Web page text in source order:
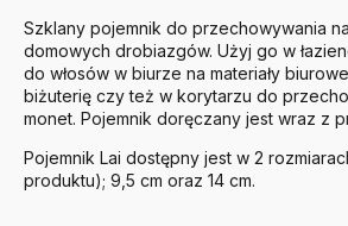
Szklany pojemnik do przechowywania
domowych drobiazgów. Użyj go w
do włosów w biurze na materiały
biżuterię czy też w korytarzu do
monet. Pojemnik doręczany jest wraz z
Pojemnik Lai dostępny jest w 2
produktu); 9,5 cm oraz 14 cm.